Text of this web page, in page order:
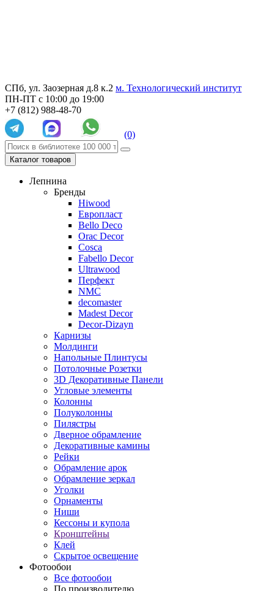
СПб, ул. Заозерная д.8 к.2 м. Технологический институт
ПН-ПТ с 10:00 до 19:00
+7 (812) 988-48-70
(0)
Каталог товаров
Лепнина
Бренды
Hiwood
Европласт
Bello Deco
Orac Decor
Cosca
Fabello Decor
Ultrawood
Перфект
NMC
decomaster
Madest Decor
Decor-Dizayn
Карнизы
Молдинги
Напольные Плинтусы
Потолочные Розетки
3D Декоративные Панели
Угловые элементы
Колонны
Полуколонны
Пилястры
Дверное обрамление
Декоративные камины
Рейки
Обрамление арок
Обрамление зеркал
Уголки
Орнаменты
Ниши
Кессоны и купола
Кронштейны
Клей
Скрытое освещение
Фотообои
Все фотообои
По производителю